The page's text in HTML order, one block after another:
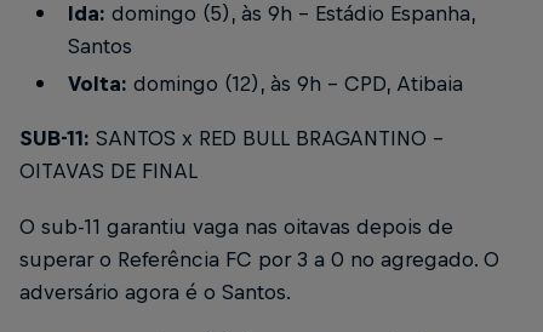
Ida: domingo (5), às 9h - Estádio Espanha,
Santos
Volta: domingo (12), às 9h - CPD, Atibaia
SUB-11: SANTOS x RED BULL BRAGANTINO -
OITAVAS DE FINAL
O sub-11 garantiu vaga nas oitavas depois de
superar o Referência FC por 3 a 0 no agregado. O
adversário agora é o Santos.